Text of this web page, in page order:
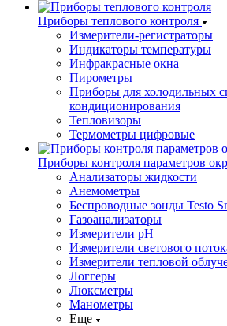
Приборы теплового контроля
Измерители-регистраторы
Индикаторы температуры
Инфракрасные окна
Пирометры
Приборы для холодильных
кондиционирования
Тепловизоры
Термометры цифровые
Приборы контроля параметров
Анализаторы жидкости
Анемометры
Беспроводные зонды Testo
Газоанализаторы
Измерители pH
Измерители светового
Измерители тепловой
Логгеры
Люксметры
Манометры
Еще